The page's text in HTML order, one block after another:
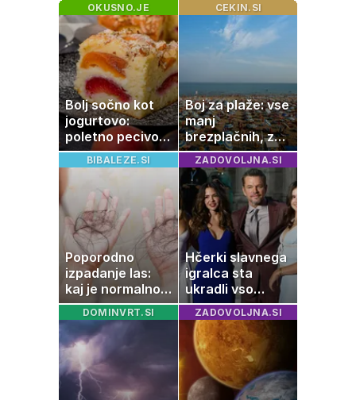
OKUSNO.JE
Bolj sočno kot
jogurtovo:
poletno pecivo,
ki vedno uspe
CEKIN.SI
Boj za plaže: vse
manj
brezplačnih, za
ležalnik in
senčnik tudi več
kot 40 evrov
BIBALEZE.SI
Poporodno
izpadanje las:
kaj je normalno
in kako si
pomagati
ZADOVOLJNA.SI
Hčerki slavnega
igralca sta
ukradli vso
pozornost
DOMINVRT.SI ZADOVOLJNA.SI